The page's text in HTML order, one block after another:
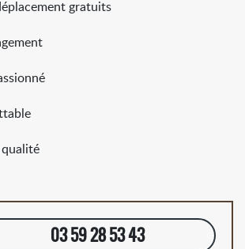
gratuits
qualité
03 59 28 53 43